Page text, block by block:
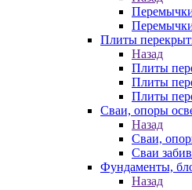
Плиты
Назад
Плиты
Плиты
Плиты
Сваи, опоры
Назад
Сваи,
Сваи
Фундаменты,
Назад